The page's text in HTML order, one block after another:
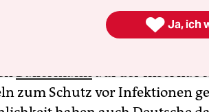
Misere in Spanien ist die
Allein auf Mallorca sollen sich
Ballermannauf der Insel
zum Schutz vor Infektionen
 Ja, ich